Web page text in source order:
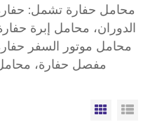
محامل حفارة تشمل:
الدوران، محامل إبرة
محامل موتور السفر
مفصل حفارة،